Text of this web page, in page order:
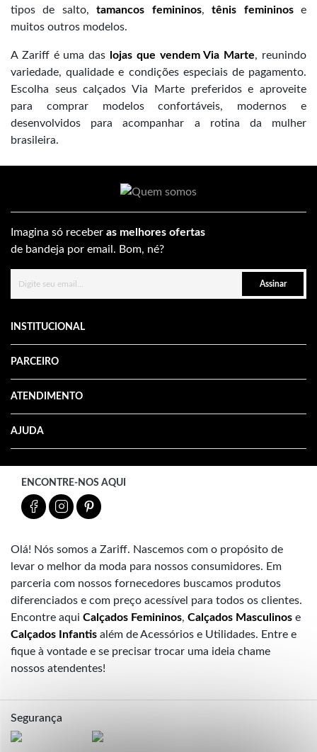
tipos de salto,tamancos femininos,tênis femininose
muitos outros modelos.
A Zariff é uma das lojas que vendem Via Marte, reunindo
variedade, qualidade e condições especiais de pagamento.
Escolha seus calçados Via Marte preferidos e aproveite
para comprar modelos confortáveis, modernos e
desenvolvidos para acompanhar a rotina da mulher
brasileira.
Imagina só receber as melhores ofertas
de bandeja por email. Bom, né?
Assinar
INSTITUCIONAL
PARCEIRO
ATENDIMENTO
AJUDA
ENCONTRE-NOS AQUI
Olá! Nós somos a Zariff. Nascemos com o propósito de
levar o melhor da moda para nossos consumidores. Em
parceria com nossos fornecedores buscamos produtos
diferenciados e com preço acessível para todos os clientes.
Encontre aqui Calçados Femininos, Calçados Masculinos e
Calçados Infantis além de Acessórios e Utilidades. Entre e
fique à vontade e se precisar trocar uma ideia chame
nossos atendentes!
Segurança